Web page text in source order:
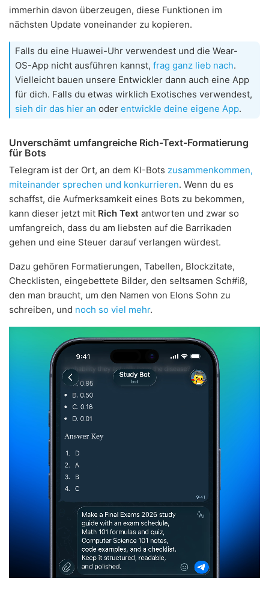
immerhin davon überzeugen, diese Funktionen im
nächsten Update voneinander zu kopieren.
Falls du eine Huawei-Uhr verwendest und die Wear-
OS-App nicht ausführen kannst, frag ganz lieb nach.
Vielleicht bauen unsere Entwickler dann auch eine App
für dich. Falls du etwas wirklich Exotisches verwendest,
sieh dir das hier an oder entwickle deine eigene App.
Unverschämt umfangreiche Rich-Text-Formatierung
für Bots
Telegram ist der Ort, an dem KI-Bots zusammenkommen,
miteinander sprechen und konkurrieren. Wenn du es
schaffst, die Aufmerksamkeit eines Bots zu bekommen,
kann dieser jetzt mit Rich Text antworten und zwar so
umfangreich, dass du am liebsten auf die Barrikaden
gehen und eine Steuer darauf verlangen würdest.
Dazu gehören Formatierungen, Tabellen, Blockzitate,
Checklisten, eingebettete Bilder, den seltsamen Sch#iß,
den man braucht, um den Namen von Elons Sohn zu
schreiben, und noch so viel mehr.